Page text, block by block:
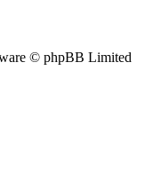
© phpBB Limited